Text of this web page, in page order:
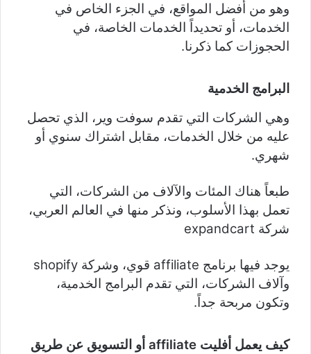
وهو من أفضل المواقع، في الجزء الخاص في
الخدمات، أو تحديداً الخدمات الخاصة، في
الحجوزات كما ذكرنا.
البرامج الخدمية
وهي الشركات التي تقدم سوفت وير، الذي تحصل
عليه من خلال الخدمات، مقابل اشتراك سنوي أو
شهري.
طبعاً هناك المئات والآلاف من الشركات، التي
تعمل بهذا الأسلوب، ونذكر منها في العالم العربي،
شركة expandcart
يوجد فيها برنامج affiliate قوي، وشركة shopify
وآلاف الشركات، التي تقدم البرامج الخدمية،
وتكون مربحة جداً.
كيف يعمل أفليت affiliate أو التسويق عن طريق